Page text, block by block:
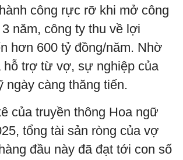
công rực rỡ khi mở công
năm, công ty thu về lợi
hơn 600 tỷ đồng/năm. Nhờ
hỗ trợ từ vợ, sự nghiệp của
càng thăng tiến.
của truyền thông Hoa ngữ
tổng tài sản ròng của vợ
đầu này đã đạt tới con số